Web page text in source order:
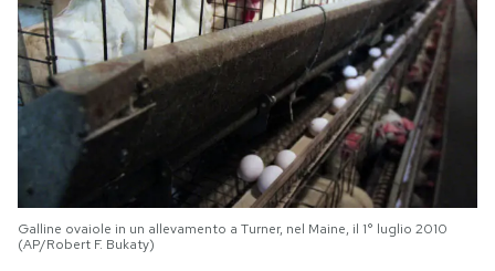
Galline ovaiole in un allevamento a Turner, nel Maine, il 1° luglio 2010
(AP/Robert F. Bukaty)